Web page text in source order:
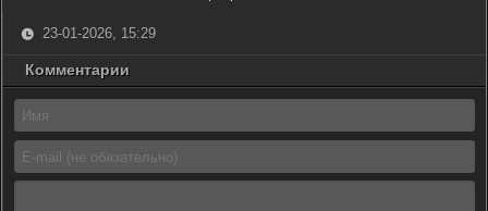
23-01-2026, 15:29
Комментарии